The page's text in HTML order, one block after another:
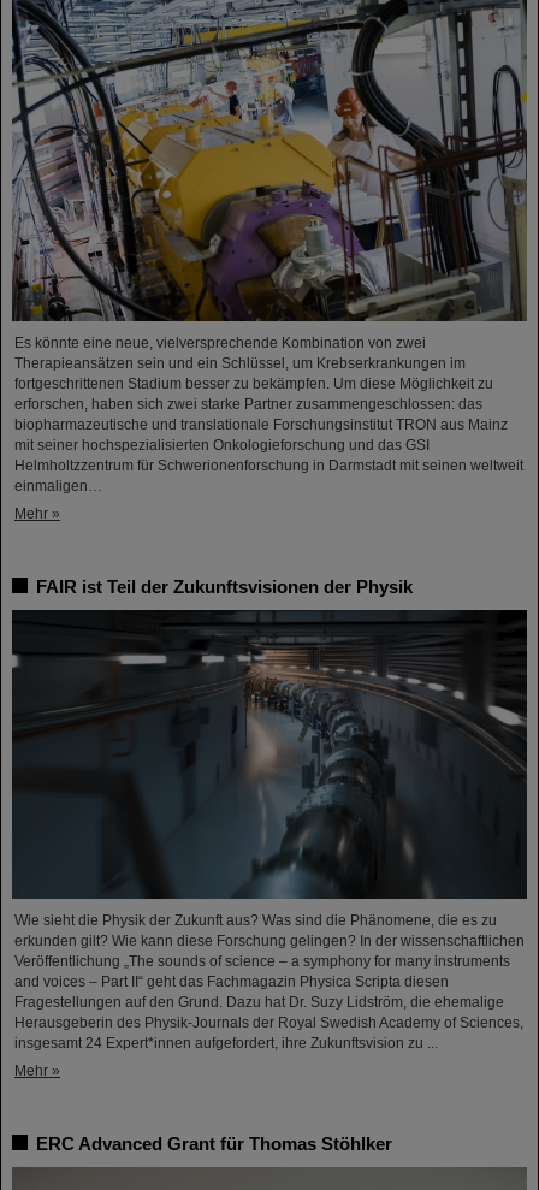
Es könnte eine neue, vielversprechende Kombination von zwei
Therapieansätzen sein und ein Schlüssel, um Krebserkrankungen im
fortgeschrittenen Stadium besser zu bekämpfen. Um diese Möglichkeit zu
erforschen, haben sich zwei starke Partner zusammengeschlossen: das
biopharmazeutische und translationale Forschungsinstitut TRON aus Mainz
mit seiner hochspezialisierten Onkologieforschung und das GSI
Helmholtzzentrum für Schwerionenforschung in Darmstadt mit seinen weltweit
einmaligen…
Mehr »
FAIR ist Teil der Zukunftsvisionen der Physik
Wie sieht die Physik der Zukunft aus? Was sind die Phänomene, die es zu
erkunden gilt? Wie kann diese Forschung gelingen? In der wissenschaftlichen
Veröffentlichung „The sounds of science – a symphony for many instruments
and voices – Part II“ geht das Fachmagazin Physica Scripta diesen
Fragestellungen auf den Grund. Dazu hat Dr. Suzy Lidström, die ehemalige
Herausgeberin des Physik-Journals der Royal Swedish Academy of Sciences,
insgesamt 24 Expert*innen aufgefordert, ihre Zukunftsvision zu ...
Mehr »
ERC Advanced Grant für Thomas Stöhlker